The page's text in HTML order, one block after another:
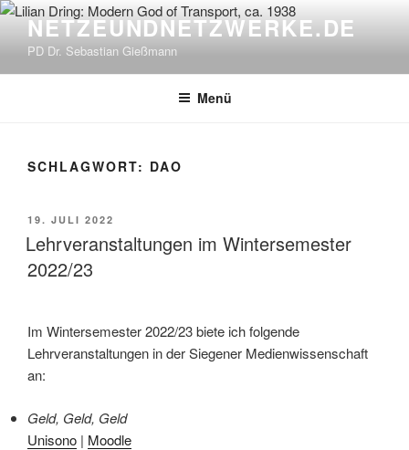
Zum
springen
NETZEUNDNETZWERKE.DE
PD Dr. Sebastian Gießmann
Menü
SCHLAGWORT: DAO
VERÖFFENTLICHT
AM
19. JULI 2022
Lehrveranstaltungen im Wintersemester
2022/23
Im Wintersemester 2022/23 biete ich folgende
Lehrveranstaltungen in der Siegener Medienwissenschaft
an:
Geld, Geld, Geld
Unisono | Moodle